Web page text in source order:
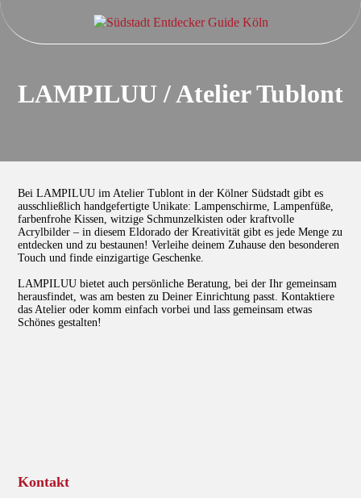
LAMPILUU / Atelier Tublont
Bei LAMPILUU im Atelier Tublont in der Kölner Südstadt gibt es
ausschließlich handgefertigte Unikate: Lampenschirme, Lampenfüße,
farbenfrohe Kissen, witzige Schmunzelkisten oder kraftvolle
Acrylbilder – in diesem Eldorado der Kreativität gibt es jede Menge zu
entdecken und zu bestaunen! Verleihe deinem Zuhause den besonderen
Touch und finde einzigartige Geschenke.
LAMPILUU bietet auch persönliche Beratung, bei der Ihr gemeinsam
herausfindet, was am besten zu Deiner Einrichtung passt. Kontaktiere
das Atelier oder komm einfach vorbei und lass gemeinsam etwas
Schönes gestalten!
Kontakt